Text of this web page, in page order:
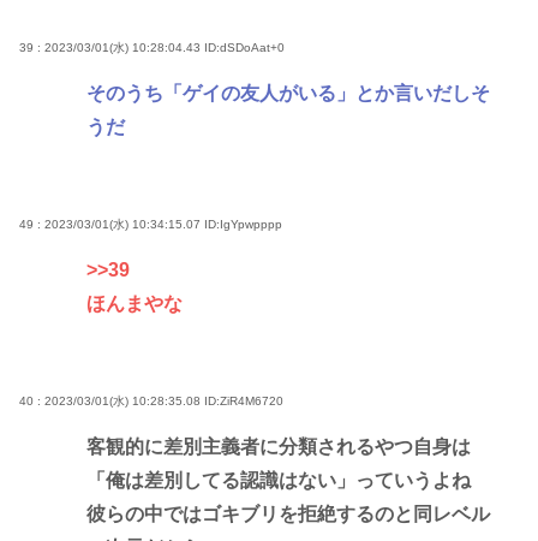
39 : 2023/03/01(水) 10:28:04.43 ID:dSDoAat+0
そのうち「ゲイの友人がいる」とか言いだしそ
うだ
49 : 2023/03/01(水) 10:34:15.07 ID:IgYpwpppp
>>39
ほんまやな
40 : 2023/03/01(水) 10:28:35.08 ID:ZiR4M6720
客観的に差別主義者に分類されるやつ自身は
「俺は差別してる認識はない」っていうよね
彼らの中ではゴキブリを拒絶するのと同レベル